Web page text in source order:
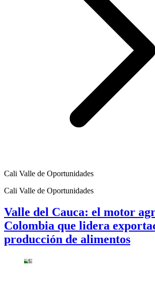
Cali Valle de Oportunidades
Cali Valle de Oportunidades
Valle del Cauca: el motor
Colombia que lidera
producción de alimentos